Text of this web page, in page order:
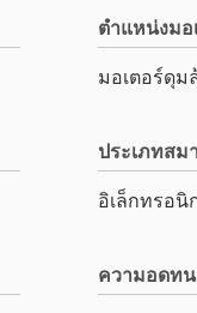
ตำแหน่งมอ
มอเตอร์ดุม
ประเภทสม
อิเล็กทรอนิ
ความอดท